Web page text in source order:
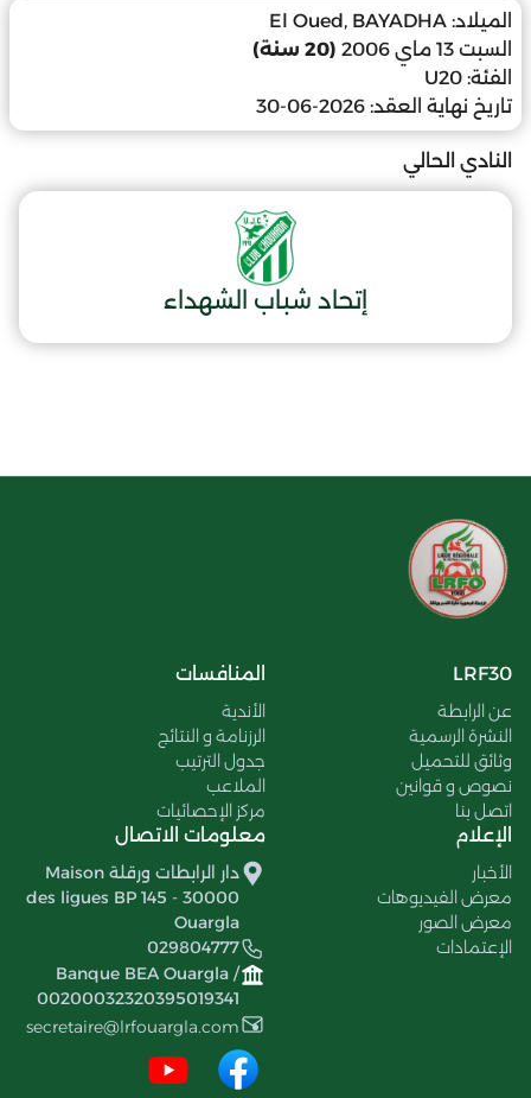
الميلاد: El Oued, BAYADHA
السبت 13 ماي 2006
(20 سنة)
الفئة: U20
تاريخ نهاية العقد: 2026-06-30
النادي الحالي
إتحاد شباب الشهداء
LRF30
عن الرابطة
النشرة الرسمية
وثائق للتحميل
نصوص و قوانين
اتصل بنا
المنافسات
الأندية
الرزنامة و النتائج
جدول الترتيب
الملاعب
مركز الإحصائيات
الإعلام
الأخبار
معرض الفيديوهات
معرض الصور
الإعتمادات
معلومات الاتصال
دار الرابطات ورقلة Maison
des ligues BP 145 - 30000
Ouargla
029804777
Banque BEA Ouargla /
00200032320395019341
secretaire@lrfouargla.com